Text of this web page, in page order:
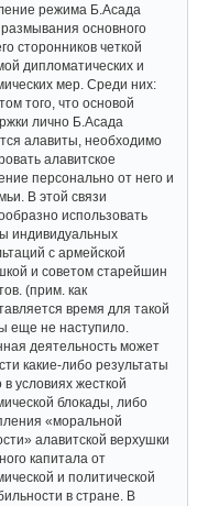
режима Б.Асада
основного
сторонников четкой
дипломатических и
мер. Среди них:
того, что основой
лично Б.Асада
алавиты, необходимо
алавитское
персонально от него и
В этой связи
использовать
индивидуальных
с армейской
и советом старейшин
(прим. как
время для такой
еще не наступило.
деятельность может
какие-либо результаты
в условиях жесткой
блокады, либо
«моральной
алавитской верхушки
капитала от
и политической
в стране. В